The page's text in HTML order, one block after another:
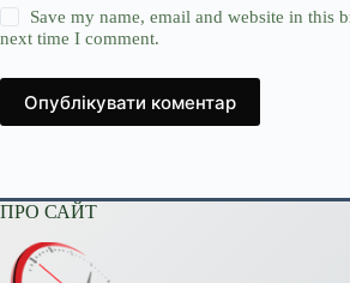
Save my name, email and website in this
next time I comment.
Опублікувати коментар
ПРО САЙТ